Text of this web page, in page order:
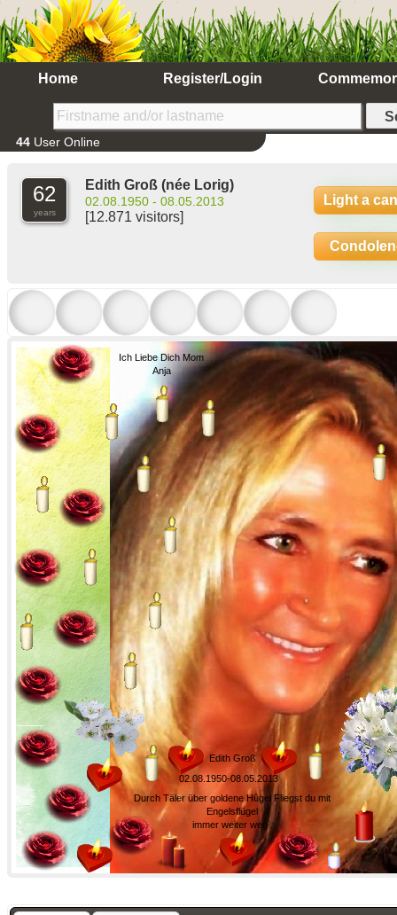
Home Register/Login
44 User Online
62
years
Edith Groß (née Lorig)
02.08.1950 - 08.05.2013
[12.871 visitors]
Light a
Edith Groß
Durch Täler über goldene Hügel Fliegst du mit
Engelsflügel
immer weiter weg .
Ich Liebe Dich Mom
Anja
02.08.1950-08.05.2013